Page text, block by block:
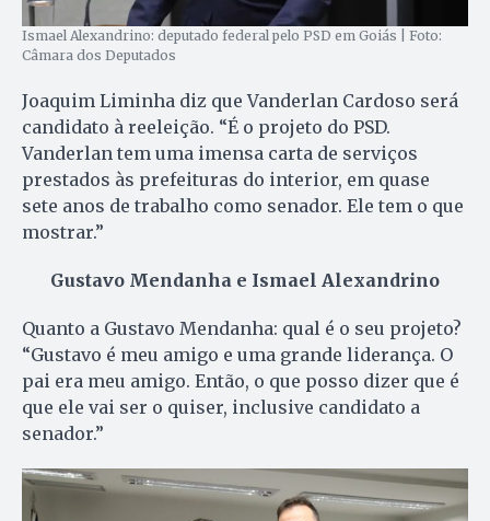
Ismael Alexandrino: deputado federal pelo PSD em Goiás | Foto:
Câmara dos Deputados
Joaquim Liminha diz que Vanderlan Cardoso será
candidato à reeleição. “É o projeto do PSD.
Vanderlan tem uma imensa carta de serviços
prestados às prefeituras do interior, em quase
sete anos de trabalho como senador. Ele tem o que
mostrar.”
Gustavo Mendanha e Ismael Alexandrino
Quanto a Gustavo Mendanha: qual é o seu projeto?
“Gustavo é meu amigo e uma grande liderança. O
pai era meu amigo. Então, o que posso dizer que é
que ele vai ser o quiser, inclusive candidato a
senador.”